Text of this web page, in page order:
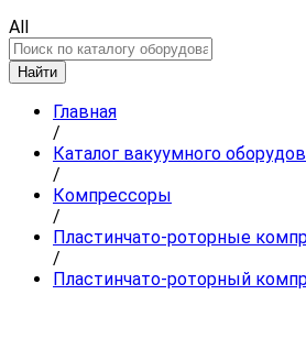
All
Найти
Главная
/
Каталог вакуумного
/
Компрессоры
/
Пластинчато-роторные
/
Пластинчато-роторный